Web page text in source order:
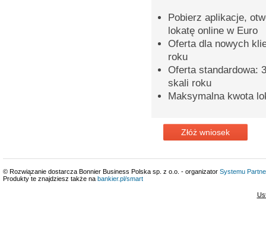
Pobierz aplikacje,
lokatę online w Euro
Oferta dla nowych
roku
Oferta standardowa:
skali roku
Maksymalna kwota
Złóż wniosek
© Rozwiązanie dostarcza Bonnier Business Polska sp. z o.o. - organizator Systemu
Produkty te znajdziesz także na bankier.pl/smart